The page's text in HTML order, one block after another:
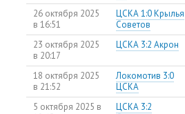
26 октября 2025
в 16:51
ЦСКА 1:0 Крылья
Советов
23 октября 2025
в 20:17
ЦСКА 3:2 Акрон
18 октября 2025
в 21:52
Локомотив 3:0
ЦСКА
5 октября 2025 в
ЦСКА 3:2